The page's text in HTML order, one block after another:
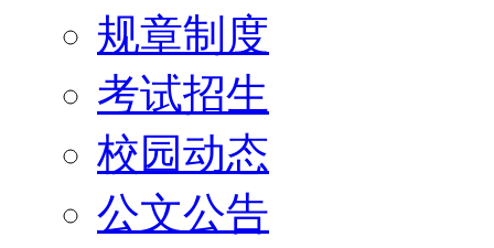
规章制度
考试招生
校园动态
公文公告